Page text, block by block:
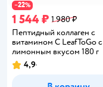
−22%
1 544 ₽ 1 980 ₽
Пептидный коллаген с
витамином С LeafToGo с
лимонным вкусом 180 г
Рейтинг:
4,9